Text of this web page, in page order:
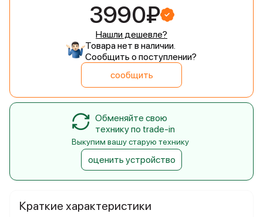
Краткие характеристики
3990₽
Нашли дешевле?
Товара нет в наличии.
Сообщить о поступлении?
сообщить
Обменяйте свою
технику по trade-in
Выкупим вашу старую технику
оценить устройство